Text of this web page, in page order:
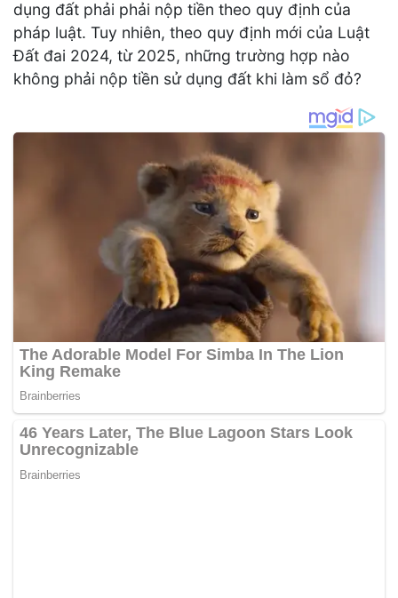
dụng đất phải phải nộp tiền theo quy định của
pháp luật. Tuy nhiên, theo quy định mới của Luật
Đất đai 2024, từ 2025, những trường hợp nào
không phải nộp tiền sử dụng đất khi làm sổ đỏ?